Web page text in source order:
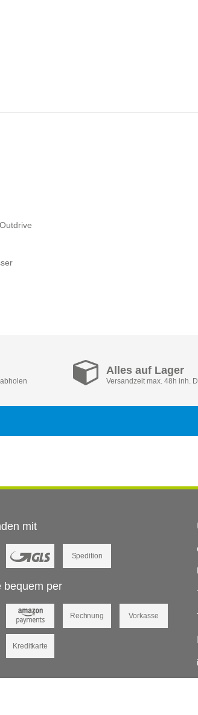
Alles auf Lager
Versandzeit max. 48h inh.
mit
Spedition
bequem per
Rechnung Vorkasse
Kreditkarte